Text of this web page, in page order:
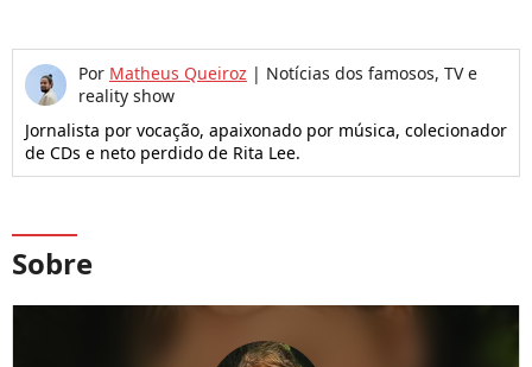
Por Matheus Queiroz | Notícias dos famosos, TV e
reality show
Jornalista por vocação, apaixonado por música, colecionador
de CDs e neto perdido de Rita Lee.
Sobre